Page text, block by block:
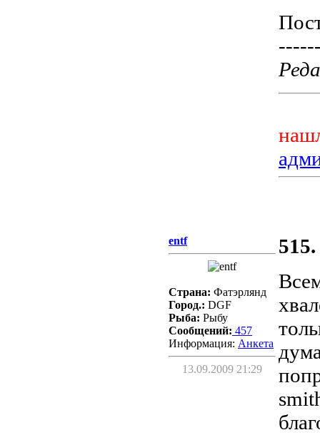
entf
Страна: Фатэрлянд
Город.: DGF
Рыба: Рыбу
Сообщений: 457
Информация: Aнкета
13.09.2009 21:29
515.